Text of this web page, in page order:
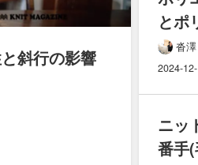
斜行の​影響
説明
と​ポ
（ナ
の​
違い
沓
2024-
ニッ
番手